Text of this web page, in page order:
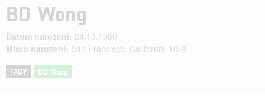
BD Wong
Datum narození: 24.10.1960
Místo narození: San Francisco, California, USA
TAGY BD Wong